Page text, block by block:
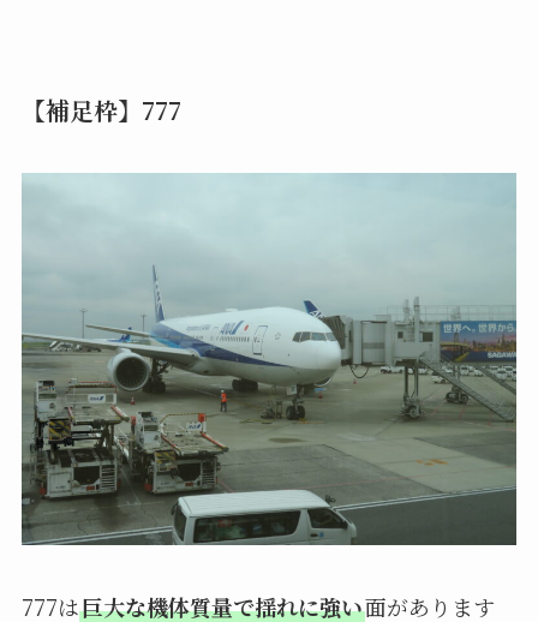
【補足枠】777
777は巨大な機体質量で揺れに強い面があります